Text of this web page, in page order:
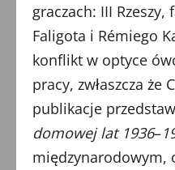
graczach: III
Faligota i Rémiego
konflikt w optyce
pracy, zwłaszcza
publikacje
domowej lat 1936–
międzynarodowym,